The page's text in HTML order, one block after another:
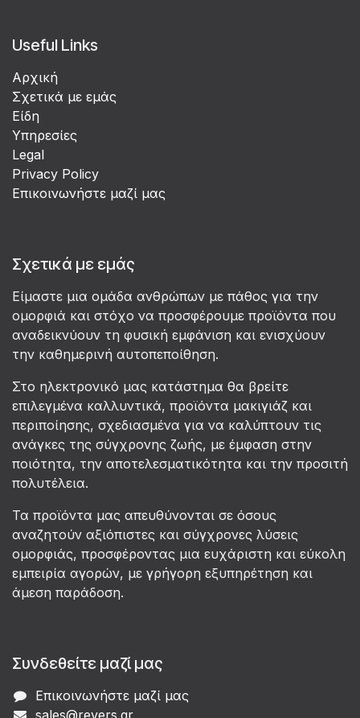
Useful Links
Αρχική
Σχετικά με εμάς
Είδη
Υπηρεσίες
Legal
Privacy Policy
Επικοινωνήστε μαζί μας
Σχετικά με εμάς
Είμαστε μια ομάδα ανθρώπων με πάθος για την
ομορφιά και στόχο να προσφέρουμε προϊόντα που
αναδεικνύουν τη φυσική εμφάνιση και ενισχύουν
την καθημερινή αυτοπεποίθηση.
Στο ηλεκτρονικό μας κατάστημα θα βρείτε
επιλεγμένα καλλυντικά, προϊόντα μακιγιάζ και
περιποίησης, σχεδιασμένα για να καλύπτουν τις
ανάγκες της σύγχρονης ζωής, με έμφαση στην
ποιότητα, την αποτελεσματικότητα και την προσιτή
πολυτέλεια.
Τα προϊόντα μας απευθύνονται σε όσους
αναζητούν αξιόπιστες και σύγχρονες λύσεις
ομορφιάς, προσφέροντας μια ευχάριστη και εύκολη
εμπειρία αγορών, με γρήγορη εξυπηρέτηση και
άμεση παράδοση.
Συνδεθείτε μαζί μας
Επικοινωνήστε μαζί μας
sales@revers.gr